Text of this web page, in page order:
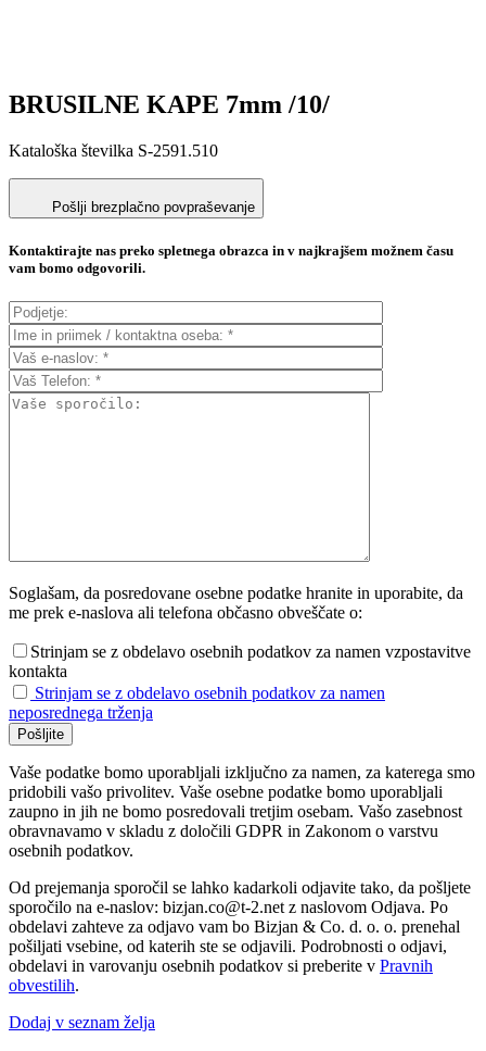
BRUSILNE KAPE 7mm /10/
Kataloška številka S-2591.510
Pošlji brezplačno povpraševanje
Kontaktirajte nas preko spletnega obrazca in v najkrajšem možnem času
vam bomo odgovorili.
Soglašam, da posredovane osebne podatke hranite in uporabite, da
me prek e-naslova ali telefona občasno obveščate o:
Strinjam se z obdelavo osebnih podatkov za namen vzpostavitve
kontakta
Strinjam se z obdelavo osebnih podatkov za namen
neposrednega trženja
Vaše podatke bomo uporabljali izključno za namen, za katerega smo
pridobili vašo privolitev. Vaše osebne podatke bomo uporabljali
zaupno in jih ne bomo posredovali tretjim osebam. Vašo zasebnost
obravnavamo v skladu z določili GDPR in Zakonom o varstvu
osebnih podatkov.
Od prejemanja sporočil se lahko kadarkoli odjavite tako, da pošljete
sporočilo na e-naslov: bizjan.co@t-2.net z naslovom Odjava. Po
obdelavi zahteve za odjavo vam bo Bizjan & Co. d. o. o. prenehal
pošiljati vsebine, od katerih ste se odjavili. Podrobnosti o odjavi,
obdelavi in varovanju osebnih podatkov si preberite v Pravnih
obvestilih.
Dodaj v seznam želja